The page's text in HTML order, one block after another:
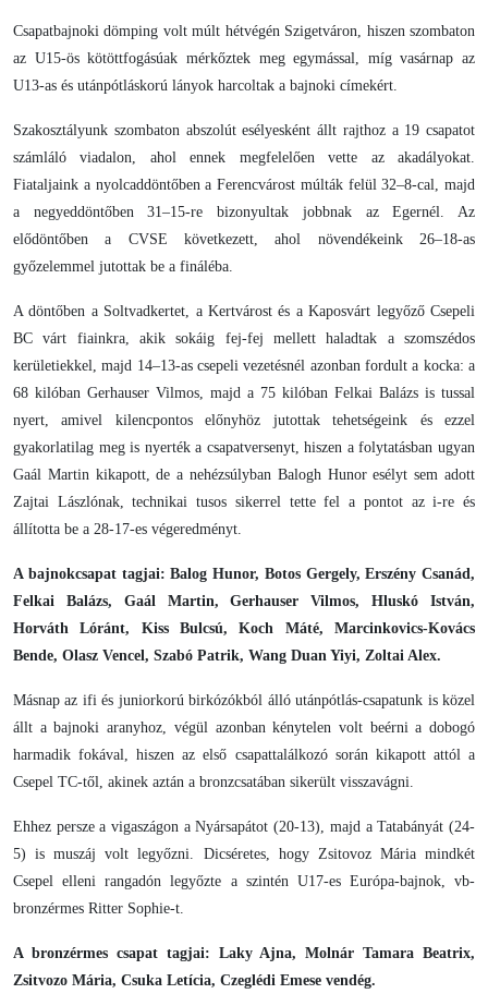
Csapatbajnoki dömping volt múlt hétvégén Szigetváron, hiszen szombaton
az U15-ös kötöttfogásúak mérkőztek meg egymással, míg vasárnap az
U13-as és utánpótláskorú lányok harcoltak a bajnoki címekért.
Szakosztályunk szombaton abszolút esélyesként állt rajthoz a 19 csapatot
számláló viadalon, ahol ennek megfelelően vette az akadályokat.
Fiataljaink a nyolcaddöntőben a Ferencvárost múlták felül 32–8-cal, majd
a negyeddöntőben 31–15-re bizonyultak jobbnak az Egernél. Az
elődöntőben a CVSE következett, ahol növendékeink 26–18-as
győzelemmel jutottak be a fináléba.
A döntőben a Soltvadkertet, a Kertvárost és a Kaposvárt legyőző Csepeli
BC várt fiainkra, akik sokáig fej-fej mellett haladtak a szomszédos
kerületiekkel, majd 14–13-as csepeli vezetésnél azonban fordult a kocka: a
68 kilóban Gerhauser Vilmos, majd a 75 kilóban Felkai Balázs is tussal
nyert, amivel kilencpontos előnyhöz jutottak tehetségeink és ezzel
gyakorlatilag meg is nyerték a csapatversenyt, hiszen a folytatásban ugyan
Gaál Martin kikapott, de a nehézsúlyban Balogh Hunor esélyt sem adott
Zajtai Lászlónak, technikai tusos sikerrel tette fel a pontot az i-re és
állította be a 28-17-es végeredményt.
A bajnokcsapat tagjai: Balog Hunor, Botos Gergely, Erszény Csanád,
Felkai Balázs, Gaál Martin, Gerhauser Vilmos, Hluskó István,
Horváth Lóránt, Kiss Bulcsú, Koch Máté, Marcinkovics-Kovács
Bende, Olasz Vencel, Szabó Patrik, Wang Duan Yiyi, Zoltai Alex.
Másnap az ifi és juniorkorú birkózókból álló utánpótlás-csapatunk is közel
állt a bajnoki aranyhoz, végül azonban kénytelen volt beérni a dobogó
harmadik fokával, hiszen az első csapattalálkozó során kikapott attól a
Csepel TC-től, akinek aztán a bronzcsatában sikerült visszavágni.
Ehhez persze a vigaszágon a Nyársapátot (20-13), majd a Tatabányát (24-
5) is muszáj volt legyőzni. Dicséretes, hogy Zsitovoz Mária mindkét
Csepel elleni rangadón legyőzte a szintén U17-es Európa-bajnok, vb-
bronzérmes Ritter Sophie-t.
A bronzérmes csapat tagjai: Laky Ajna, Molnár Tamara Beatrix,
Zsitvozo Mária, Csuka Letícia, Czeglédi Emese vendég.